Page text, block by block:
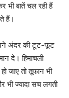
भी बातें चल रही हैं
हैं।
अंदर की टूट-फूट
दे। हिमाचली
जाए तो तूफान भी
भी ज्यादा सच लगती